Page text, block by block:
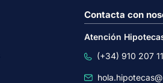
Contacta con
Atención
(+34) 910 207